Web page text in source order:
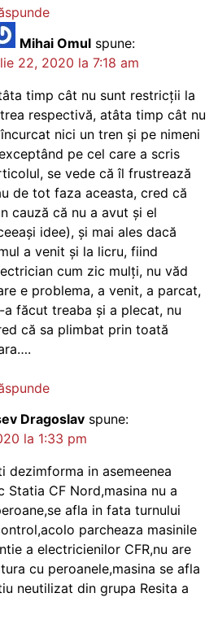
Mihai Omul spune:
22, 2020 la 7:18 am
timp cât nu sunt restricții la
respectivă, atâta timp cât nu
nici un tren și pe nimeni
pe cel care a scris
se vede că îl frustrează
de tot faza aceasta, cred că
cauză că nu a avut și el
idee), și mai ales dacă
a venit și la licru, fiind
cum zic mulți, nu văd
e problema, a venit, a parcat,
a făcut treaba și a plecat, nu
că sa plimbat prin toată
Dragoslav spune:
la 1:33 pm
dezimforma in asemeenea
Statia CF Nord,masina nu a
afla in fata turnului
parcheaza masinile
a electricienilor CFR,nu are
cu peroanele,masina se afla
neutilizat din grupa Resita a